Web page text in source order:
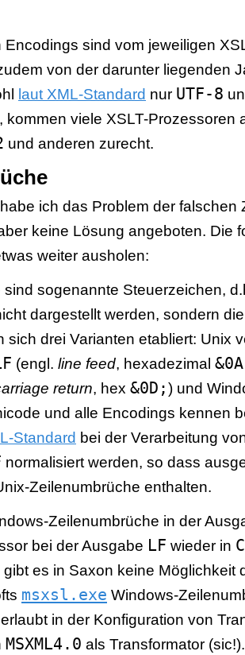
Encodings sind vom jeweiligen
von der darunter liegenden
laut XML-Standard nur UTF-8
kommen viele XSLT-Prozessoren
und anderen zurecht.
habe ich das Problem der falschen
keine Lösung angeboten. Die
weiter ausholen:
sogenannte Steuerzeichen,
dargestellt werden, sondern
sich drei Varianten etabliert: Unix
(engl. line feed, hexadezimal
return, hex &0D;) und
und alle Encodings kennen
Standard bei der Verarbeitung
normalisiert werden, so dass
Zeilenumbrüche enthalten.
Zeilenumbrüche in der
bei der Ausgabe LF wieder in
es in Saxon keine Möglichkeit
msxsl.exe Windows-
in der Konfiguration von
MSXML4.0 als Transformator